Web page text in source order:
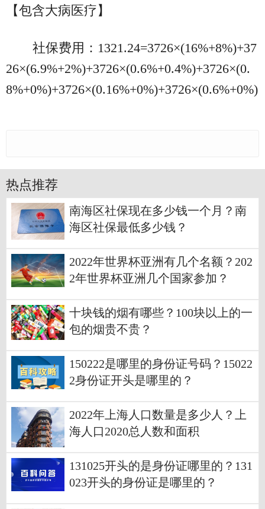
【包含大病医疗】
社保费用：1321.24=3726×(16%+8%)+37
26×(6.9%+2%)+3726×(0.6%+0.4%)+3726×(0.
8%+0%)+3726×(0.16%+0%)+3726×(0.6%+0%)
热点推荐
南海区社保现在多少钱一个月？南
海区社保最低多少钱？
2022年世界杯亚洲有几个名额？202
2年世界杯亚洲几个国家参加？
十块钱的烟有哪些？100块以上的一
包的烟贵不贵？
150222是哪里的身份证号码？15022
2身份证开头是哪里的？
2022年上海人口数量是多少人？上
海人口2020总人数和面积
131025开头的是身份证哪里的？131
023开头的身份证是哪里的？